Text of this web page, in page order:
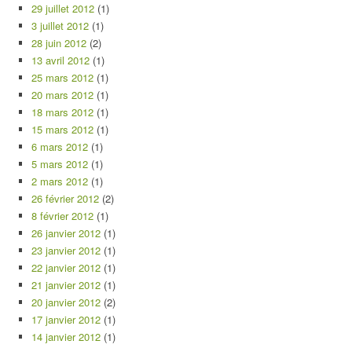
29 juillet 2012 (1)
3 juillet 2012 (1)
28 juin 2012 (2)
13 avril 2012 (1)
25 mars 2012 (1)
20 mars 2012 (1)
18 mars 2012 (1)
15 mars 2012 (1)
6 mars 2012 (1)
5 mars 2012 (1)
2 mars 2012 (1)
26 février 2012 (2)
8 février 2012 (1)
26 janvier 2012 (1)
23 janvier 2012 (1)
22 janvier 2012 (1)
21 janvier 2012 (1)
20 janvier 2012 (2)
17 janvier 2012 (1)
14 janvier 2012 (1)